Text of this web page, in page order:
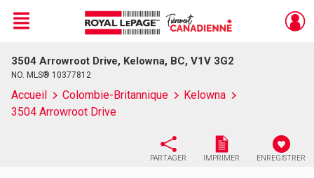
Live
En Direct
Menu
3504 Arrowroot Drive, Kelowna, BC, V1V 3G2
NO. MLS® 10377812
Accueil Colombie-Britannique
Kelowna
3504 Arrowroot Drive
PARTAGER IMPRIMER ENREGISTRER